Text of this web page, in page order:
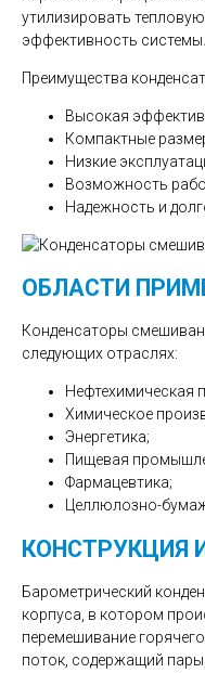
утилизировать
эффективность системы.
Преимущества
Высокая
Компактные
Низкие
Возможность
Надежность и
ОБЛАСТИ
Конденсаторы
следующих отраслях:
Нефтехимическая
Химическое
Энергетика;
Пищевая
Фармацевтика;
Целлюлозно-
КОНСТРУКЦИЯ
Барометрический
корпуса, в котором
перемешивание
поток, содержащий